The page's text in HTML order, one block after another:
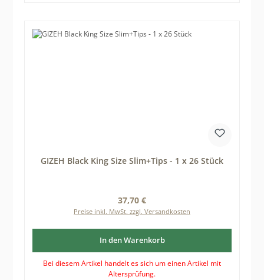
GIZEH Black King Size Slim+Tips - 1 x 26 Stück
Regulärer Preis:
37,70 €
Preise inkl. MwSt. zzgl. Versandkosten
In den Warenkorb
Bei diesem Artikel handelt es sich um einen Artikel mit
Altersprüfung.